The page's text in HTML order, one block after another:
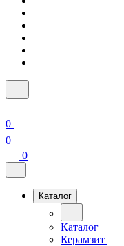
0
0
0
Каталог
Каталог
Керамзит